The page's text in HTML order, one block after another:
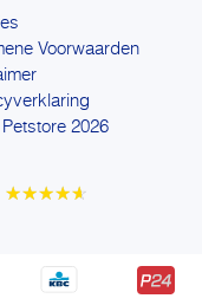
Voorwaarden
2026
★★★★★